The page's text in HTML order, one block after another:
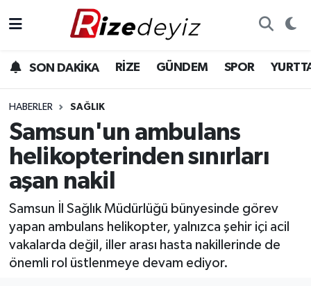
SON DAKİKA RİZE GÜNDEM SPOR
HABERLER SAĞLIK
Samsun'un ambulans
helikopterinden sınırları
aşan nakil
Samsun İl Sağlık Müdürlüğü bünyesinde görev
yapan ambulans helikopter, yalnızca şehir içi acil
vakalarda değil, iller arası hasta nakillerinde de
önemli rol üstlenmeye devam ediyor.
Gündem
Yurttan Haberler
Ekonomi
Sağlık
Rize Hava Durumu
Rize Trafik Yoğunluk Haritası
Süper Lig Puan Durumu ve Fikstür
Son Dakika Haberleri
Haber Arşivi